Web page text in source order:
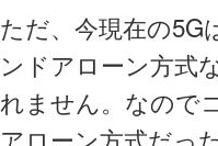
ただ、今現在の
ンドアローン方式
れません。なので
アローン方式だっ